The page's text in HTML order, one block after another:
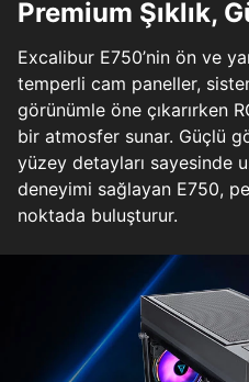
Premium Şıklık,
Excalibur E750’nin ön ve
temperli cam paneller,
görünümle öne çıkarırken
bir atmosfer sunar. Güçlü
yüzey detayları sayesinde
deneyimi sağlayan E750,
noktada buluşturur.